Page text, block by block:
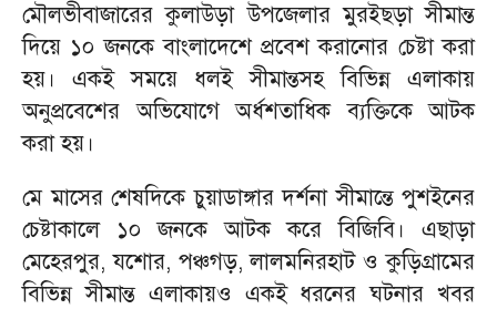
মৌলভীবাজারের কুলাউড়া উপজেলার মুরইছড়া সীমান্ত
দিয়ে ১০ জনকে বাংলাদেশে প্রবেশ করানোর চেষ্টা করা
হয়। একই সময়ে ধলই সীমান্তসহ বিভিন্ন এলাকায়
অনুপ্রবেশের অভিযোগে অর্ধশতাধিক ব্যক্তিকে আটক
করা হয়।
মে মাসের শেষদিকে চুয়াডাঙ্গার দর্শনা সীমান্তে পুশইনের
চেষ্টাকালে ১০ জনকে আটক করে বিজিবি। এছাড়া
মেহেরপুর, যশোর, পঞ্চগড়, লালমনিরহাট ও কুড়িগ্রামের
বিভিন্ন সীমান্ত এলাকায়ও একই ধরনের ঘটনার খবর